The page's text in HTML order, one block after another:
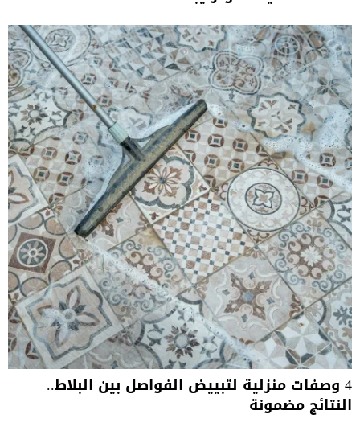
4 وصفات منزلية لتبييض الفواصل بين البلاط..
النتائج مضمونة